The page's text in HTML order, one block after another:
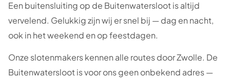
Een buitensluiting op de Buitenwatersloot is altijd
vervelend. Gelukkig zijn wij er snel bij — dag en nacht,
ook in het weekend en op feestdagen.
Onze slotenmakers kennen alle routes door Zwolle. De
Buitenwatersloot is voor ons geen onbekend adres —